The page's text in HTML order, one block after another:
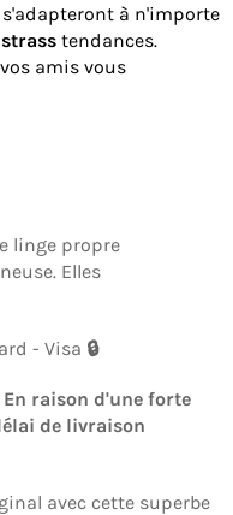
à n'importe
strass tendances.
amis vous
linge propre
Elles
- Visa 🔒
En raison d'une forte
de livraison
avec cette superbe